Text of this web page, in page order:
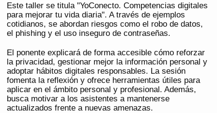
Este taller se titula "YoConecto. Competencias digitales
para mejorar tu vida diaria". A través de ejemplos
cotidianos, se abordan riesgos como el robo de datos,
el phishing y el uso inseguro de contraseñas.
El ponente explicará de forma accesible cómo reforzar
la privacidad, gestionar mejor la información personal y
adoptar hábitos digitales responsables. La sesión
fomenta la reflexión y ofrece herramientas útiles para
aplicar en el ámbito personal y profesional. Además,
busca motivar a los asistentes a mantenerse
actualizados frente a nuevas amenazas.